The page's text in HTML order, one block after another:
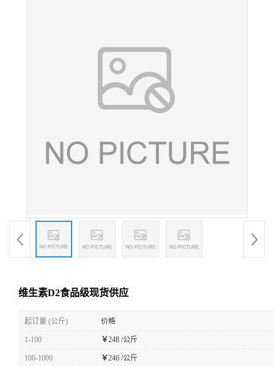
维生素D2食品级现货供应
起订量 (公斤) 价格
1-100 ￥248 /公斤
100-1000 ￥246 /公斤